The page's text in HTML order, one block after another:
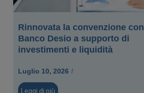
Rinnovata la convenzione con
Banco Desio a supporto di
investimenti e liquidità
Luglio 10, 2026 /
Leggi di più